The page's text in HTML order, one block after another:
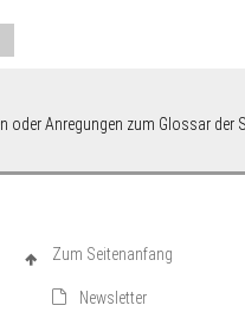
oder Anregungen zum Glossar der
Zum Seitenanfang
Newsletter